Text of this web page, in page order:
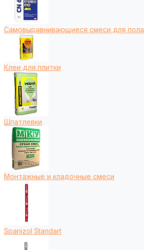
Самовыравнивающиеся смеси для пола
Клеи для плитки
Шпатлевки
Монтажные и кладочные смеси
Spanizol Standart